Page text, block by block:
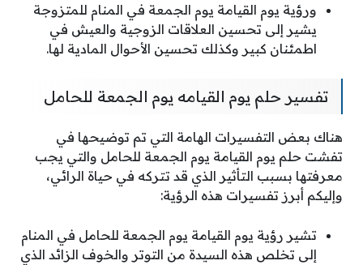
ورؤية يوم القيامة يوم الجمعة في المنام للمتزوجة
يشير إلى تحسين العلاقات الزوجية والعيش في
اطمئنان كبير وكذلك تحسين الأحوال المادية لها.
تفسير حلم يوم القيامه يوم الجمعة للحامل
هناك بعض التفسيرات الهامة التي تم توضيحها في
تفشت حلم يوم القيامة يوم الجمعة للحامل والتي يجب
معرفتها بسبب التأثير الذي قد تتركه في حياة الرائي،
وإليكم أبرز تفسيرات هذه الرؤية:
تشير رؤية يوم القيامة يوم الجمعة للحامل في المنام
إلى تخلص هذه السيدة من التوتر والخوف الزائد الذي